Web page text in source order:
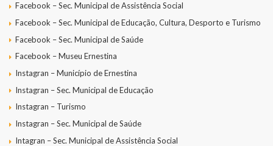
Facebook – Sec. Municipal de Assistência Social
Facebook – Sec. Municipal de Educação, Cultura, Desporto e Turismo
Facebook – Sec. Municipal de Saúde
Facebook – Museu Ernestina
Instagran – Município de Ernestina
Instagran – Sec. Municipal de Educação
Instagran – Turismo
Instagran – Sec. Municipal de Saúde
Intagran – Sec. Municipal de Assistência Social